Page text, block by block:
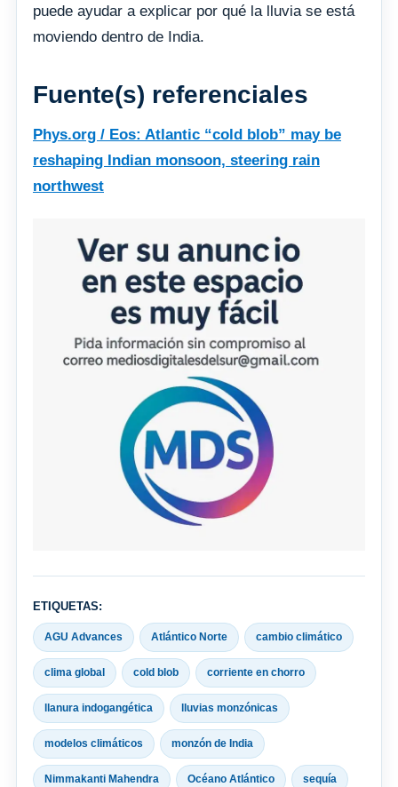
puede ayudar a explicar por qué la lluvia se está
moviendo dentro de India.
Fuente(s) referenciales
Phys.org / Eos: Atlantic “cold blob” may be
reshaping Indian monsoon, steering rain
northwest
ETIQUETAS:
AGU Advances Atlántico Norte cambio climático
clima global cold blob corriente en chorro
llanura indogangética lluvias monzónicas
modelos climáticos monzón de India
Nimmakanti Mahendra Océano Atlántico sequía